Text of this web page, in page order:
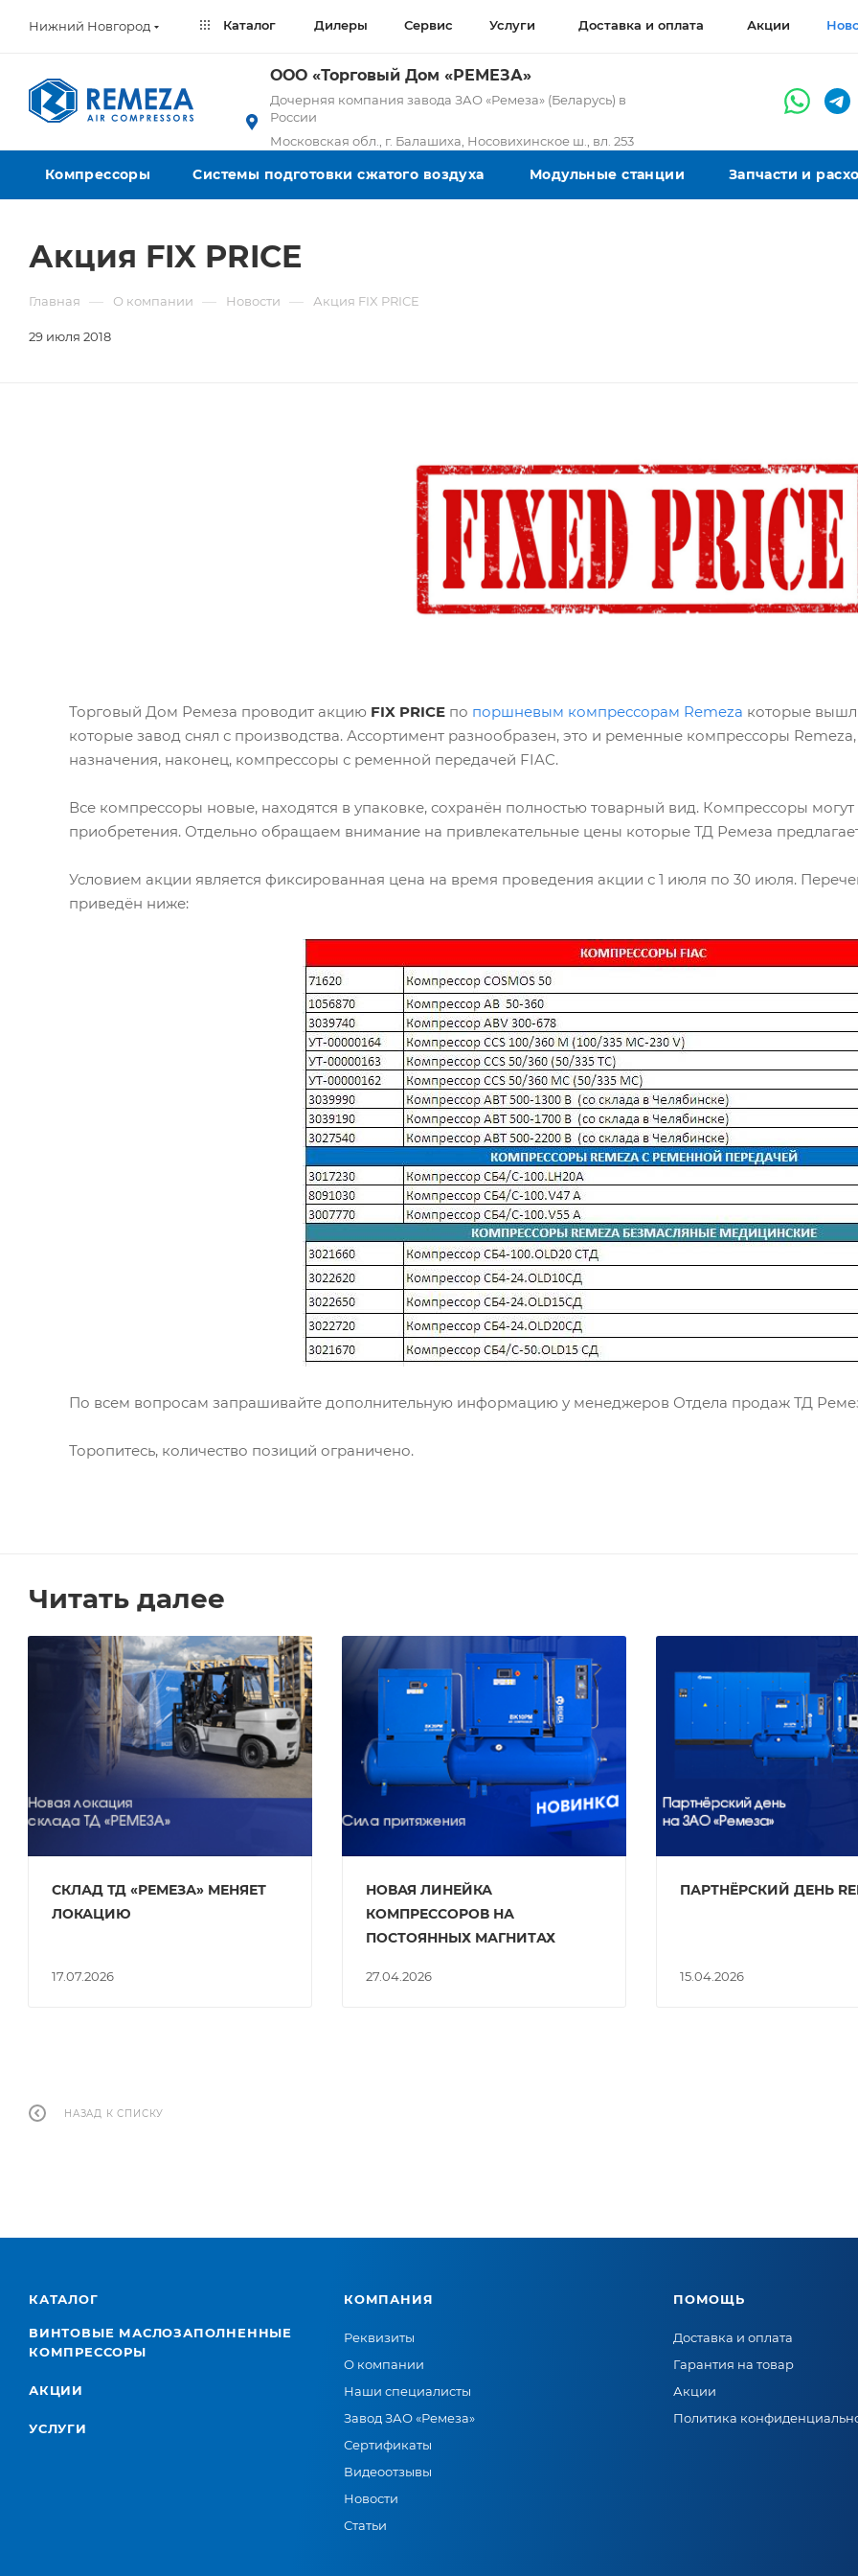
Нижний Новгород Каталог Дилеры Сервис Услуги Доставка и оплата Акции
ООО «Торговый Дом «РЕМЕЗА»
Дочерняя компания завода ЗАО «Ремеза» (Беларусь) в
России
Московская обл., г. Балашиха, Носовихинское ш., вл. 253
Компрессоры Системы подготовки сжатого воздуха Модульные станции Запчасти и
Акция FIX PRICE
Главная — О компании — Новости — Акция FIX PRICE
29 июля 2018
Торговый Дом Ремеза проводит акцию FIX PRICE по поршневым компрессорам Remeza которые
которые завод снял с производства. Ассортимент разнообразен, это и ременные компрессоры
назначения, наконец, компрессоры с ременной передачей FIAC.
Все компрессоры новые, находятся в упаковке, сохранён полностью товарный вид. Компрессоры
приобретения. Отдельно обращаем внимание на привлекательные цены которые ТД Ремеза
Условием акции является фиксированная цена на время проведения акции с 1 июля по 30 июля.
приведён ниже:
По всем вопросам запрашивайте дополнительную информацию у менеджеров Отдела продаж ТД
Торопитесь, количество позиций ограничено.
Читать далее
17.07.2026
СКЛАД ТД «РЕМЕЗА» МЕНЯЕТ
ЛОКАЦИЮ
27.04.2026
НОВАЯ ЛИНЕЙКА
КОМПРЕССОРОВ НА
ПОСТОЯННЫХ МАГНИТАХ
15.04.2026
ПАРТНЁРСКИЙ ДЕНЬ
НАЗАД К СПИСКУ
КАТАЛОГ
ВИНТОВЫЕ МАСЛОЗАПОЛНЕННЫЕ
КОМПРЕССОРЫ
АКЦИИ
УСЛУГИ
КОМПАНИЯ
Реквизиты
О компании
Наши специалисты
Завод ЗАО «Ремеза»
Сертификаты
Видеоотзывы
Новости
Статьи
ПОМОЩЬ
Доставка и оплата
Гарантия на товар
Акции
Политика